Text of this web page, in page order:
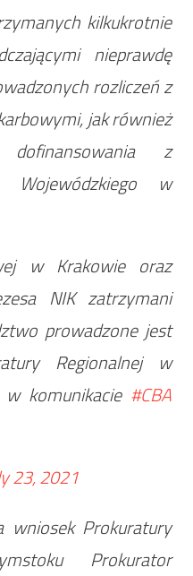
kilkukrotnie
nieprawdę
rozliczeń z
jak również
z
Wojewódzkiego w
w Krakowie oraz
NIK zatrzymani
prowadzone jest
Regionalnej w
w komunikacie #CBA
23, 2021
wniosek Prokuratury
Prokurator